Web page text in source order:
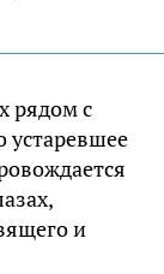
рядом с
устаревшее
и